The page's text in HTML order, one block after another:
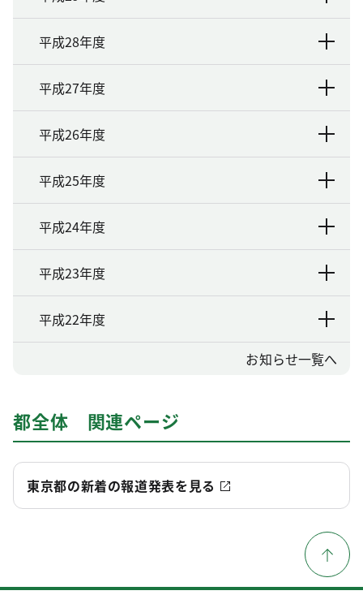
平成28年度
平成27年度
平成26年度
平成25年度
平成24年度
平成23年度
平成22年度
お知らせ一覧へ
都全体 関連ページ
東京都の新着の報道発表を見る